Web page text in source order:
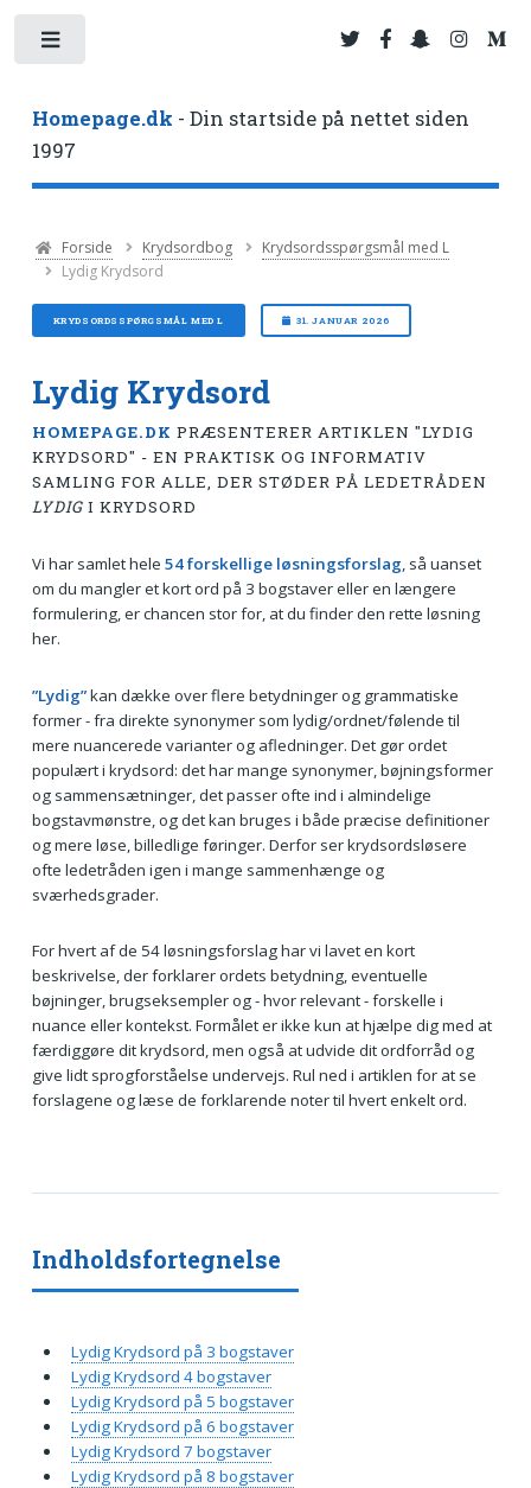
Homepage.dk - Din startside på nettet siden
1997
Forside Krydsordbog
Krydsordsspørgsmål med L
Lydig Krydsord
KRYDSORDSSPØRGSMÅL MED L 31. JANUAR 2026
Lydig Krydsord
HOMEPAGE.DK PRÆSENTERER ARTIKLEN "LYDIG
KRYDSORD" - EN PRAKTISK OG INFORMATIV
SAMLING FOR ALLE, DER STØDER PÅ LEDETRÅDEN
LYDIGI KRYDSORD
Vi har samlet hele 54 forskellige løsningsforslag, så uanset
om du mangler et kort ord på 3 bogstaver eller en længere
formulering, er chancen stor for, at du finder den rette løsning
her.
”Lydig”kan dække over flere betydninger og grammatiske
former - fra direkte synonymer som lydig/ordnet/følende til
mere nuancerede varianter og afledninger. Det gør ordet
populært i krydsord: det har mange synonymer, bøjningsformer
og sammensætninger, det passer ofte ind i almindelige
bogstavmønstre, og det kan bruges i både præcise definitioner
og mere løse, billedlige føringer. Derfor ser krydsordsløsere
ofte ledetråden igen i mange sammenhænge og
sværhedsgrader.
For hvert af de 54 løsningsforslag har vi lavet en kort
beskrivelse, der forklarer ordets betydning, eventuelle
bøjninger, brugseksempler og - hvor relevant - forskelle i
nuance eller kontekst. Formålet er ikke kun at hjælpe dig med at
færdiggøre dit krydsord, men også at udvide dit ordforråd og
give lidt sprogforståelse undervejs. Rul ned i artiklen for at se
forslagene og læse de forklarende noter til hvert enkelt ord.
Indholdsfortegnelse
Lydig Krydsord på 3 bogstaver
Lydig Krydsord 4 bogstaver
Lydig Krydsord på 5 bogstaver
Lydig Krydsord på 6 bogstaver
Lydig Krydsord 7 bogstaver
Lydig Krydsord på 8 bogstaver